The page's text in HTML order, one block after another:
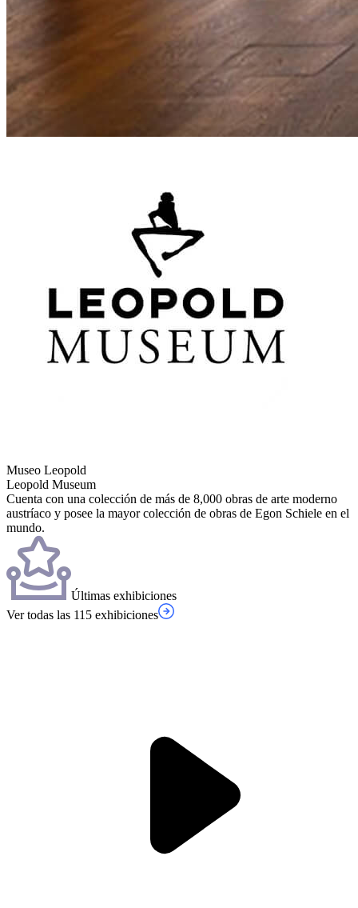
Museo Leopold
Leopold Museum
Cuenta con una colección de más de 8,000 obras de arte moderno
austríaco y posee la mayor colección de obras de Egon Schiele en el
mundo.
Últimas exhibiciones
Ver todas las 115 exhibiciones